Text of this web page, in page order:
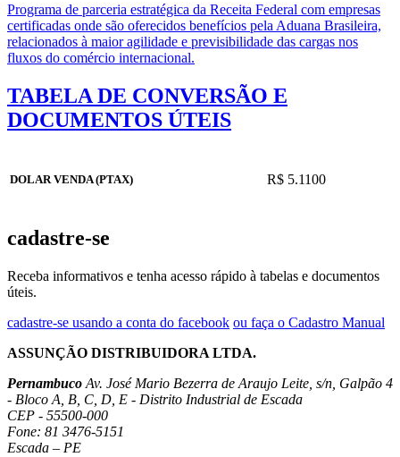
Programa de parceria estratégica da Receita Federal com empresas
certificadas onde são oferecidos benefícios pela Aduana Brasileira,
relacionados à maior agilidade e previsibilidade das cargas nos
fluxos do comércio internacional.
TABELA DE CONVERSÃO E
DOCUMENTOS ÚTEIS
DOLAR VENDA (PTAX) R$ 5.1100
cadastre-se
Receba informativos e tenha acesso rápido à tabelas e documentos
úteis.
cadastre-se usando a conta do facebook ou faça o Cadastro Manual
ASSUNÇÃO DISTRIBUIDORA LTDA.
Pernambuco Av. José Mario Bezerra de Araujo Leite, s/n, Galpão 4
- Bloco A, B, C, D, E - Distrito Industrial de Escada
CEP - 55500-000
Fone: 81 3476-5151
Escada – PE